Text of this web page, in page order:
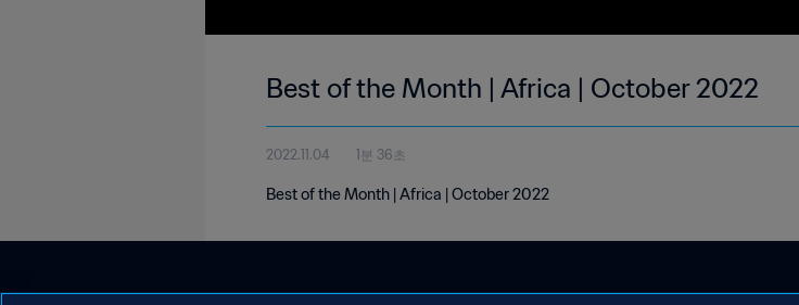
Best of the Month | Africa | October 2022
2022.11.04 1분 36초
Best of the Month | Africa | October 2022